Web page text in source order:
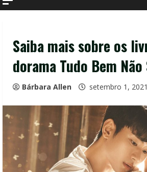
Saiba mais sobre os
dorama Tudo Bem
Bárbara Allen setembro 1, 2021